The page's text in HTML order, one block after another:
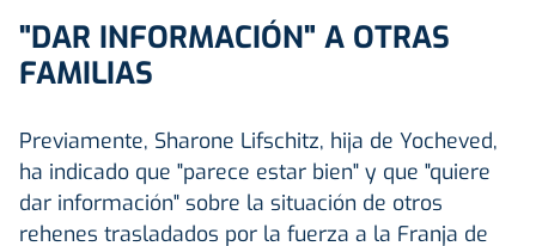
"DAR INFORMACIÓN" A OTRAS
FAMILIAS
Previamente, Sharone Lifschitz, hija de Yocheved,
ha indicado que "parece estar bien" y que "quiere
dar información" sobre la situación de otros
rehenes trasladados por la fuerza a la Franja de